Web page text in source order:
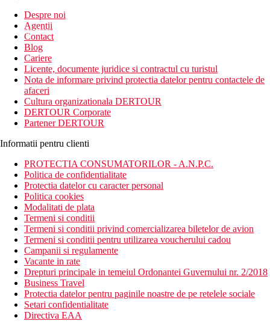
newsletter!
Despre noi
Agentii
Contact
Blog
Cariere
Licente, documente juridice si contractul cu turistul
Nota de informare privind protectia datelor pentru contactele de
afaceri
Cultura organizationala DERTOUR
DERTOUR Corporate
Partener DERTOUR
Informatii pentru clienti
PROTECTIA CONSUMATORILOR - A.N.P.C.
Politica de confidentialitate
Protectia datelor cu caracter personal
Politica cookies
Modalitati de plata
Termeni si conditii
Termeni si conditii privind comercializarea biletelor de avion
Termeni si conditii pentru utilizarea voucherului cadou
Campanii si regulamente
Vacante in rate
Drepturi principale in temeiul Ordonantei Guvernului nr. 2/2018
Business Travel
Protectia datelor pentru paginile noastre de pe retelele sociale
Setari confidentialitate
Directiva EAA